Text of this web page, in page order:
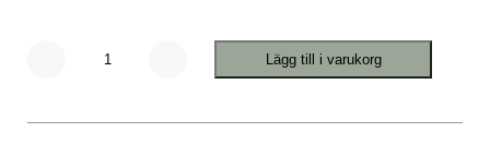
Lägg till i varukorg